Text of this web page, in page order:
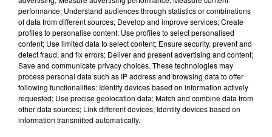
ACCUEIL RADIO PODCASTS ACTUS
ARTISTES RADIO STAR PARTENAIRES
Gestion des cookies Plan du site Régie publicitaire
Politique de Confidentialité Conditions générales d'utilisation
performance; Understand audiences through statistics or combinations
of data from different sources; Develop and improve services; Create
profiles to personalise content; Use profiles to select personalised
content; Use limited data to select content; Ensure security, prevent and
detect fraud, and fix errors; Deliver and present advertising and content;
Save and communicate privacy choices. These technologies may
process personal data such as IP address and browsing data to offer
following functionalities: Identify devices based on information actively
requested; Use precise geolocation data; Match and combine data from
other data sources; Link different devices; Identify devices based on
information transmitted automatically.